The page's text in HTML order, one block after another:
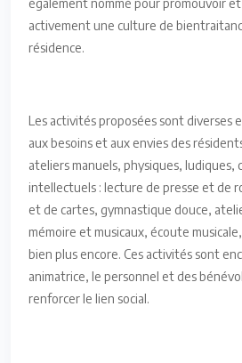
également nommé pour promouvoir
activement une culture de
résidence.
Les activités proposées sont diverses
aux besoins et aux envies des
ateliers manuels, physiques, ludiques,
intellectuels : lecture de presse et de
et de cartes, gymnastique douce,
mémoire et musicaux, écoute
bien plus encore. Ces activités sont
animatrice, le personnel et des
renforcer le lien social.